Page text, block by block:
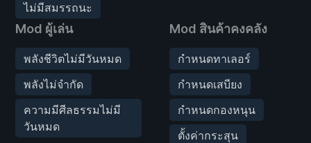
ไม่มีสมรรถนะ
Mod ผู้เล่น
พลังชีวิตไม่มีวันหมด
พลังไม่จำกัด
ความมีศีลธรรมไม่มี
วันหมด
Mod สินค้าคงคลัง
กำหนดทาเลอร์
กำหนดเสบียง
กำหนดกองหนุน
ตั้งค่ากระสุน